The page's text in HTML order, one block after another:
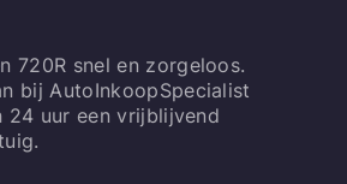
720R snel en zorgeloos.
bij AutoInkoopSpecialist
24 uur een vrijblijvend